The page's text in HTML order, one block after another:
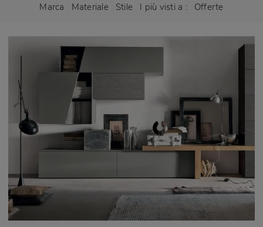
Marca Materiale Stile I più visti a : Offerte